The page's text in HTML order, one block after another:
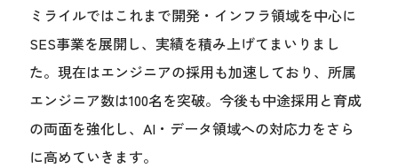
ミライルではこれまで開発・インフラ領域を中心に
SES事業を展開し、実績を積み上げてまいりまし
た。現在はエンジニアの採用も加速しており、所属
エンジニア数は100名を突破。今後も中途採用と育成
の両面を強化し、AI・データ領域への対応力をさら
に高めていきます。